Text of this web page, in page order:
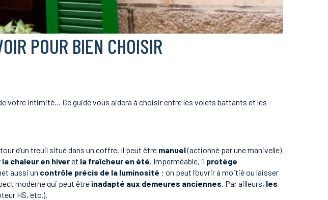
POUR BIEN CHOISIR
intimité… Ce guide vous aidera à choisir entre les volets battants et les
d’un treuil situé dans un coffre. Il peut être manuel(actionné par une manivelle)
chaleur en hiveret la fraîcheur en été. Imperméable, il protège
aussi un contrôle précis de la luminosité : on peut l’ouvrir à moitié ou laisser
moderne qui peut être inadapté aux demeures anciennes. Par ailleurs, les
HS, etc.).